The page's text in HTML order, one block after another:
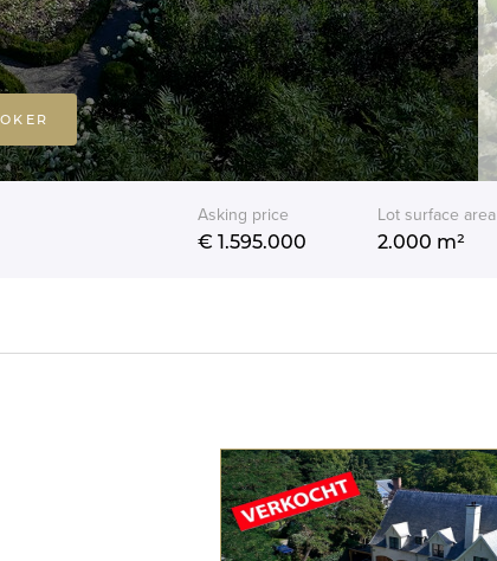
Asking price
€ 1.595.000
Lot surface area
2.000 m²